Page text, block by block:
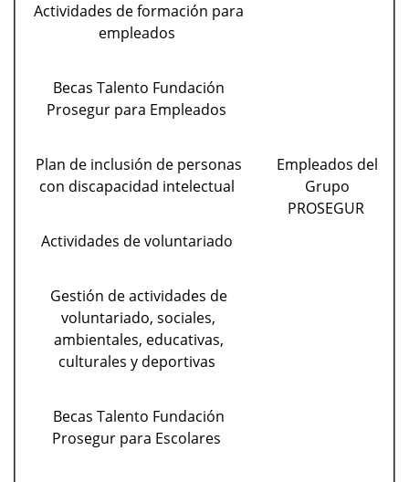
Actividades de formación para
empleados
Empleados del
Grupo
PROSEGUR
Becas Talento Fundación
Prosegur para Empleados
Plan de inclusión de personas
con discapacidad intelectual
Actividades de voluntariado
Gestión de actividades de
voluntariado, sociales,
ambientales, educativas,
culturales y deportivas
Becas Talento Fundación
Prosegur para Escolares